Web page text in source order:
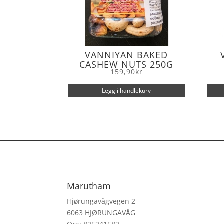
VANNIYAN BAKED
CASHEW NUTS 250G
159,90kr
Legg i handlekurv
Marutham
Hjørungavågvegen 2
6063 HJØRUNGAVÅG